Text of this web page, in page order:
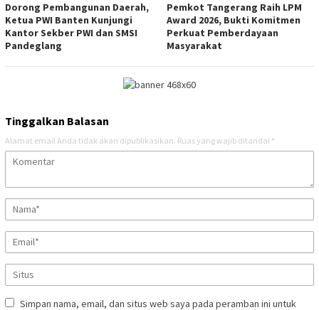
Dorong Pembangunan Daerah,
Ketua PWI Banten Kunjungi
Kantor Sekber PWI dan SMSI
Pandeglang
Pemkot Tangerang Raih LPM
Award 2026, Bukti Komitmen
Perkuat Pemberdayaan
Masyarakat
Tinggalkan Balasan
Alamat email Anda tidak akan dipublikasikan. Ruas yang wajib ditandai *
Simpan nama, email, dan situs web saya pada peramban ini untuk